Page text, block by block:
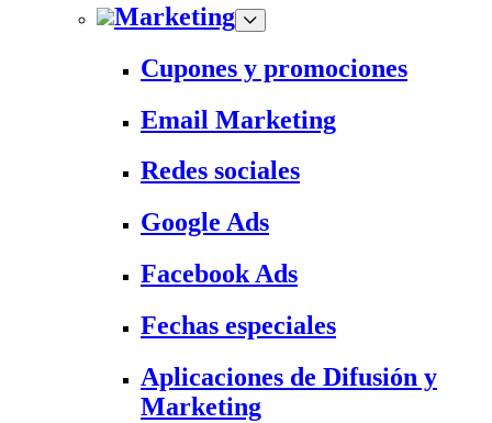
Marketing
Cupones y promociones
Email Marketing
Redes sociales
Google Ads
Facebook Ads
Fechas especiales
Aplicaciones de Difusión y
Marketing